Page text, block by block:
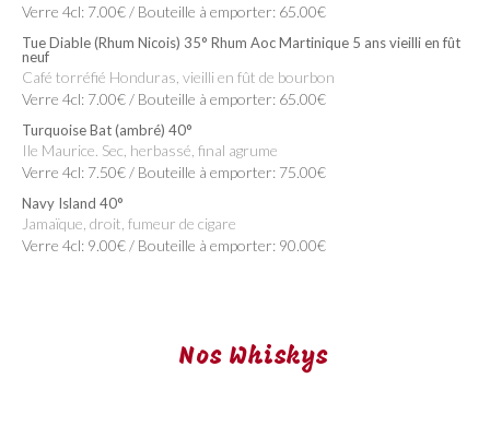
Verre 4cl: 7.00€ / Bouteille à emporter: 65.00€
Tue Diable (Rhum Nicois) 35° Rhum Aoc Martinique 5 ans vieilli en fût
neuf
Café torréfié Honduras, vieilli en fût de bourbon
Verre 4cl: 7.00€ / Bouteille à emporter: 65.00€
Turquoise Bat (ambré) 40°
Ile Maurice. Sec, herbassé, final agrume
Verre 4cl: 7.50€ / Bouteille à emporter: 75.00€
Navy Island 40°
Jamaïque, droit, fumeur de cigare
Verre 4cl: 9.00€ / Bouteille à emporter: 90.00€
Nos Whiskys